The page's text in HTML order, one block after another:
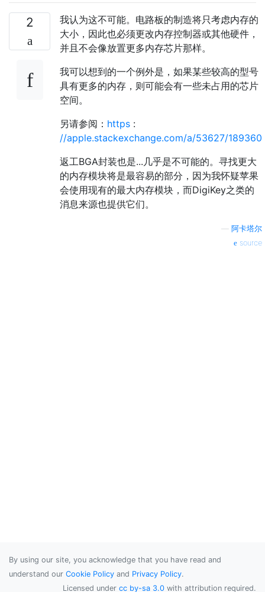
2
我认为这不可能。电路板的制造将只考虑内存的
大小，因此也必须更改内存控制器或其他硬件，
并且不会像放置更多内存芯片那样。
我可以想到的一个例外是，如果某些较高的型号
具有更多的内存，则可能会有一些未占用的芯片
空间。
另请参阅： https :
//apple.stackexchange.com/a/53627/189360
返工BGA封装也是...几乎是不可能的。寻找更大
的内存模块将是最容易的部分，因为我怀疑苹果
会使用现有的最大内存模块，而DigiKey之类的
消息来源也提供它们。
阿卡塔尔
source
By using our site, you acknowledge that you have read and
understand our Cookie Policy and Privacy Policy.
Licensed under cc by-sa 3.0 with attribution required.